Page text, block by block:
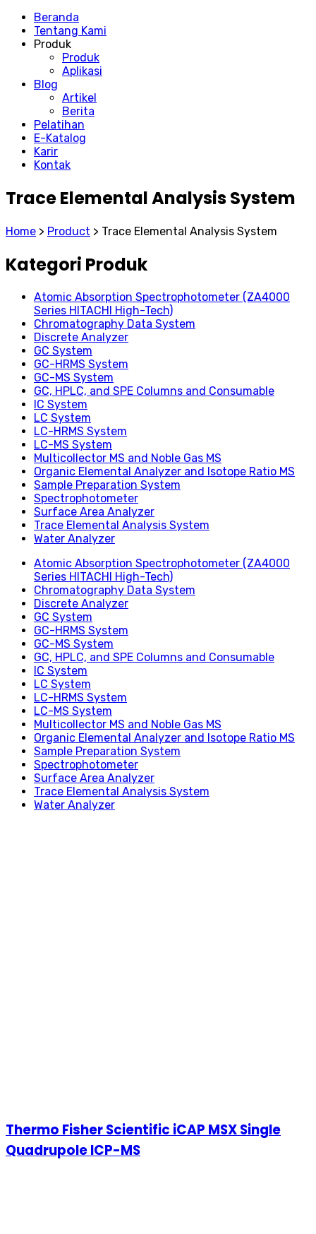
Beranda
Tentang Kami
Produk
Produk
Aplikasi
Blog
Artikel
Berita
Pelatihan
E-Katalog
Karir
Kontak
Trace Elemental Analysis System
Home > Product > Trace Elemental Analysis System
Kategori Produk
Atomic Absorption Spectrophotometer (ZA4000
Series HITACHI High-Tech)
Chromatography Data System
Discrete Analyzer
GC System
GC-HRMS System
GC-MS System
GC, HPLC, and SPE Columns and Consumable
IC System
LC System
LC-HRMS System
LC-MS System
Multicollector MS and Noble Gas MS
Organic Elemental Analyzer and Isotope Ratio MS
Sample Preparation System
Spectrophotometer
Surface Area Analyzer
Trace Elemental Analysis System
Water Analyzer
Atomic Absorption Spectrophotometer (ZA4000
Series HITACHI High-Tech)
Chromatography Data System
Discrete Analyzer
GC System
GC-HRMS System
GC-MS System
GC, HPLC, and SPE Columns and Consumable
IC System
LC System
LC-HRMS System
LC-MS System
Multicollector MS and Noble Gas MS
Organic Elemental Analyzer and Isotope Ratio MS
Sample Preparation System
Spectrophotometer
Surface Area Analyzer
Trace Elemental Analysis System
Water Analyzer
Thermo Fisher Scientific iCAP MSX Single
Quadrupole ICP-MS